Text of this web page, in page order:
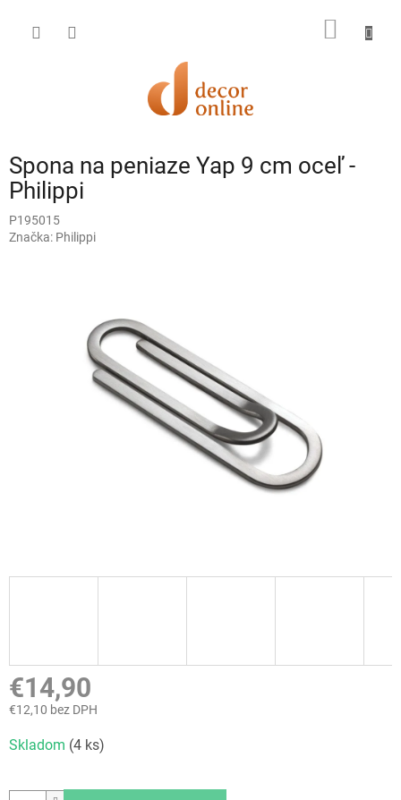
obsah
Spona na peniaze Yap 9 cm oceľ -
Philippi
P195015
Značka: Philippi
€14,90
€12,10 bez DPH
cena:
Skladom (4 ks)